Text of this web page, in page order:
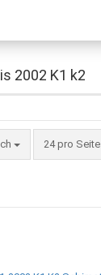
2002 K1 k2
24 pro Seite
pro Seite